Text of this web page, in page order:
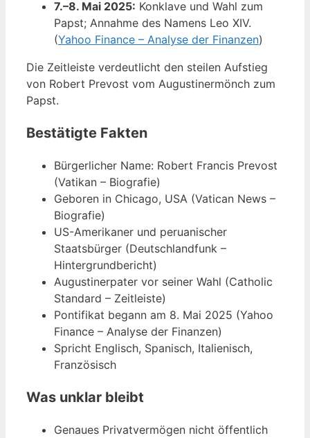
7.–8. Mai 2025: Konklave und Wahl zum
Papst; Annahme des Namens Leo XIV.
(Yahoo Finance – Analyse der Finanzen)
Die Zeitleiste verdeutlicht den steilen Aufstieg
von Robert Prevost vom Augustinermönch zum
Papst.
Bestätigte Fakten
Bürgerlicher Name: Robert Francis Prevost
(Vatikan – Biografie)
Geboren in Chicago, USA (Vatican News –
Biografie)
US-Amerikaner und peruanischer
Staatsbürger (Deutschlandfunk –
Hintergrundbericht)
Augustinerpater vor seiner Wahl (Catholic
Standard – Zeitleiste)
Pontifikat begann am 8. Mai 2025 (Yahoo
Finance – Analyse der Finanzen)
Spricht Englisch, Spanisch, Italienisch,
Französisch
Was unklar bleibt
Genaues Privatvermögen nicht öffentlich